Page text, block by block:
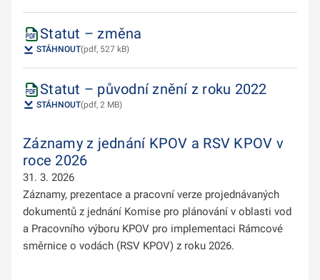
Statut – změna
STÁHNOUT(pdf, 527 kB)
Statut – původní znění z roku 2022
STÁHNOUT(pdf, 2 MB)
Záznamy z jednání KPOV a RSV KPOV v
roce 2026
31. 3. 2026
Záznamy, prezentace a pracovní verze projednávaných
dokumentů z jednání Komise pro plánování v oblasti vod
a Pracovního výboru KPOV pro implementaci Rámcové
směrnice o vodách (RSV KPOV) z roku 2026.